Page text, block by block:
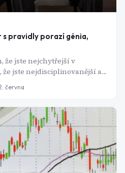
pravidly porazí génia,
že jste nejchytřejší v
jste nejdisciplinovanější a
června